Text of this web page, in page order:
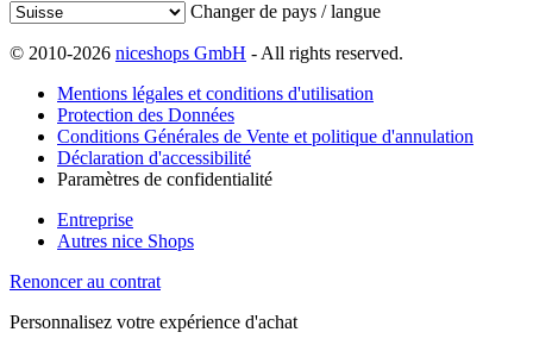
Changer de pays / langue
© 2010-2026 niceshops GmbH - All rights reserved.
Mentions légales et conditions d'utilisation
Protection des Données
Conditions Générales de Vente et politique d'annulation
Déclaration d'accessibilité
Paramètres de confidentialité
Entreprise
Autres nice Shops
Renoncer au contrat
Personnalisez votre expérience d'achat